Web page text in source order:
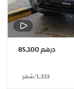
درهم 85,100
1,333
/شهر